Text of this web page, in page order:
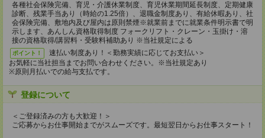
各種社会保険完備、育児・介護休業制度、育児休業期間延長制度、定期健康
診断、残業手当あり（時給の1.25倍）、退職金制度あり、有給休暇あり、社
会保険完備、敷地内及び屋内は原則禁煙※就業前までに就業条件明示書で明
示します、あんしん資格取得制度 フォークリフト・クレーン・玉掛け・溶
接の資格取得/講習料・受験料補助あり ※当社規定による
ポイント！
速払い制度あり！＜勤務実績に応じてお支払い＞
お気軽に当社担当までお問い合わせください。※当社規定あり
※原則月払いでの給与支払です。
登録について
＜ご登録済みの方も大歓迎！＞
ご応募からお仕事開始までがスムーズです。最短翌日からお仕事スタート！